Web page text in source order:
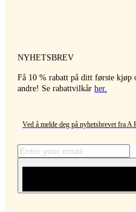
NYHETSBREV
Få 10 % rabatt på ditt første kjøp
andre! Se rabattvilkår her.
Ved å melde deg på nyhetsbrevet fra A